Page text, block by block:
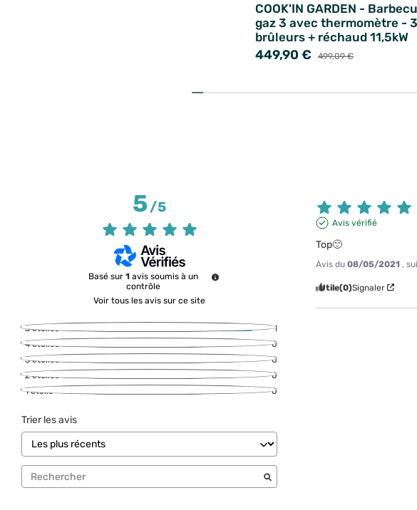
COOK'IN GARDEN -
gaz 3 avec thermomètre - 3
brûleurs + réchaud 11,5kW
449,90 € 499,09 €
5/5
Basé sur 1 avis soumis à un
contrôle
Voir tous les avis sur ce site
5étoiles
1
4étoiles
0
3étoiles
0
2étoiles
0
1étoile 0
Trier les avis
Avis vérifié
Top🙂
Avis du08/05/2021 ,
Utile(0)Signaler